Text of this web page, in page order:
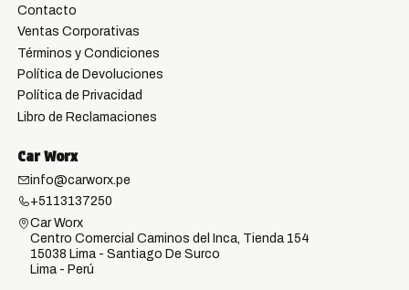
Contacto
Ventas Corporativas
Términos y Condiciones
Política de Devoluciones
Política de Privacidad
Libro de Reclamaciones
Car Worx
info@carworx.pe
+5113137250
Car Worx
Centro Comercial Caminos del Inca, Tienda 154
15038 Lima - Santiago De Surco
Lima - Perú